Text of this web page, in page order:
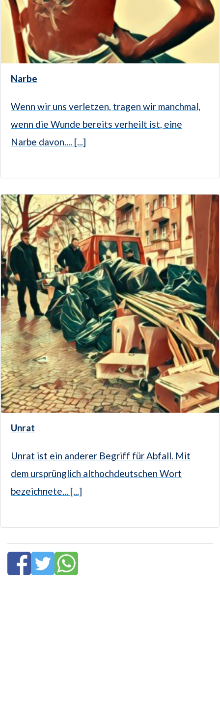
Narbe
Wenn wir uns verletzen, tragen wir manchmal,
wenn die Wunde bereits verheilt ist, eine
Narbe davon.... [...]
Unrat
Unrat ist ein anderer Begriff für Abfall. Mit
dem ursprünglich althochdeutschen Wort
bezeichnete... [...]